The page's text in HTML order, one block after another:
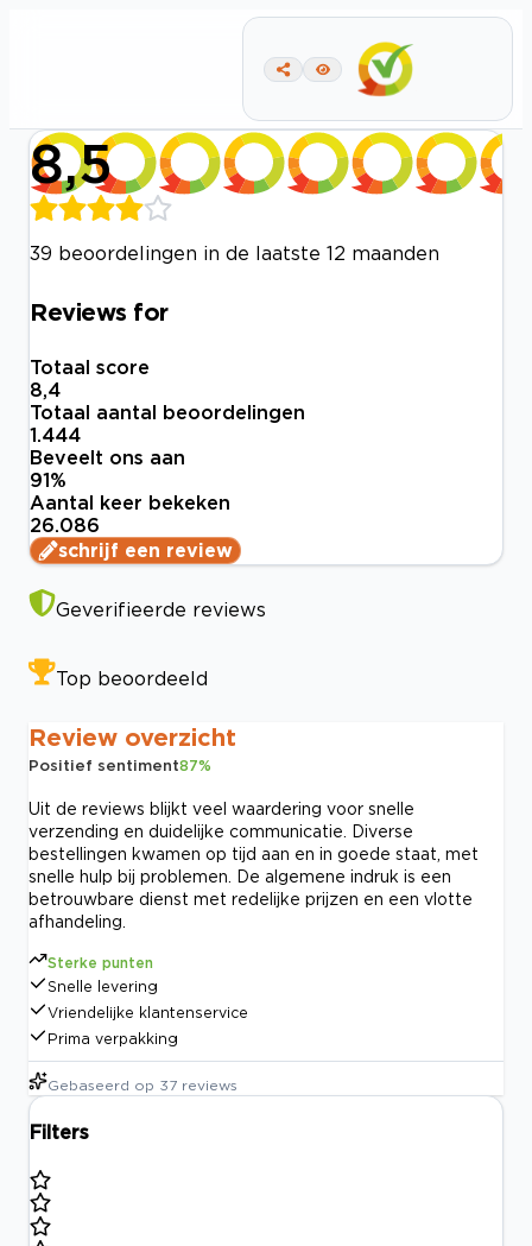
8,5
39 beoordelingen in de laatste 12 maanden
Reviews for
Totaal score
8,4
Totaal aantal beoordelingen
1.444
Beveelt ons aan
91%
Aantal keer bekeken
26.086
schrijf een review
Geverifieerde reviews
Top beoordeeld
Review overzicht
Positief sentiment87%
Uit de reviews blijkt veel waardering voor snelle
verzending en duidelijke communicatie. Diverse
bestellingen kwamen op tijd aan en in goede staat, met
snelle hulp bij problemen. De algemene indruk is een
betrouwbare dienst met redelijke prijzen en een vlotte
afhandeling.
Sterke punten
Snelle levering
Vriendelijke klantenservice
Prima verpakking
Gebaseerd op 37 reviews
Filters